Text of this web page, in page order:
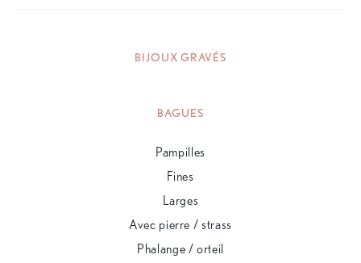
BIJOUX GRAVÉS
BAGUES
Pampilles
Fines
Larges
Avec pierre / strass
Phalange / orteil